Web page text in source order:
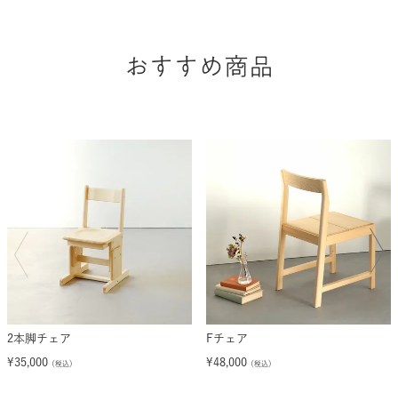
おすすめ商品
2本脚チェア
¥35,000 （税込）
Fチェア
¥48,000 （税込）